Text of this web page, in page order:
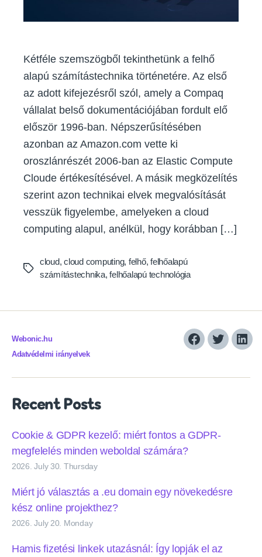
Kétféle szemszögből tekinthetünk a felhő
alapú számítástechnika történetére. Az első
az adott kifejezésről szól, amely a Compaq
vállalat belső dokumentációjában fordult elő
először 1996-ban. Népszerűsítésében
azonban az Amazon.com vette ki
oroszlánrészét 2006-ban az Elastic Compute
Cloude értékesítésével. A másik megközelítés
szerint azon technikai elvek megvalósítását
vesszük figyelembe, amelyeken a cloud
computing alapul, anélkül, hogy korábban […]
Tags
cloud,cloud computing, felhő,felhőalapú
számítástechnika,felhőalapú technológia
Webonic.hu
Adatvédelmi irányelvek
Facebook
Twitter
Recent Posts
Cookie & GDPR kezelő: miért fontos a GDPR-
megfelelés minden weboldal számára?
2026. July 30. Thursday
Miért jó választás a .eu domain egy növekedésre
kész online projekthez?
2026. July 20. Monday
Hamis fizetési linkek utazásnál: Így lopják el az